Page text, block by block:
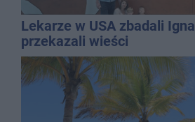
Lekarze w USA zbadali
przekazali wieści